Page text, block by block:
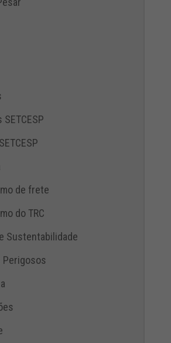
de frete
do TRC
Sustentabilidade
Perigosos